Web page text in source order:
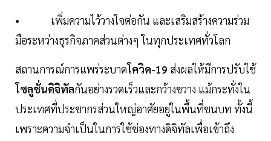
• เพิ่มความไว้วางใจต่อกัน และเสริมสร้างความร่วม
มือระหว่างธุรกิจภาคส่วนต่างๆ ในทุกประเทศทั่วโลก
สถานการณ์การแพร่ระบาดโควิด-19 ส่งผลให้มีการปรับใช้
โซลูชั่นดิจิทัลกันอย่างรวดเร็วและกว้างขวาง แม้กระทั่งใน
ประเทศที่ประชากรส่วนใหญ่อาศัยอยู่ในพื้นที่ชนบท ทั้งนี้
เพราะความจำเป็นในการใช้ช่องทางดิจิทัลเพื่อเข้าถึง